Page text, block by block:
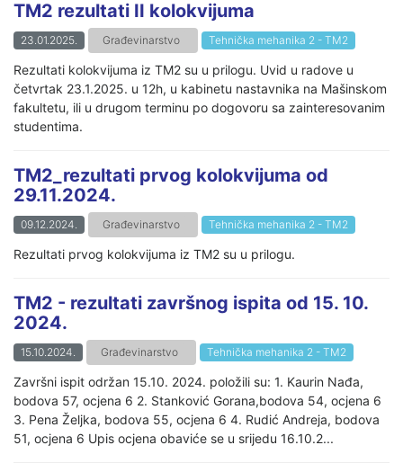
TM2 rezultati II kolokvijuma
23.01.2025. Građevinarstvo Tehnička mehanika 2 - TM2
Rezultati kolokvijuma iz TM2 su u prilogu. Uvid u radove u
četvrtak 23.1.2025. u 12h, u kabinetu nastavnika na Mašinskom
fakultetu, ili u drugom terminu po dogovoru sa zainteresovanim
studentima.
TM2_rezultati prvog kolokvijuma od
29.11.2024.
09.12.2024. Građevinarstvo Tehnička mehanika 2 - TM2
Rezultati prvog kolokvijuma iz TM2 su u prilogu.
TM2 - rezultati završnog ispita od 15. 10.
2024.
15.10.2024. Građevinarstvo Tehnička mehanika 2 - TM2
Završni ispit održan 15.10. 2024. položili su: 1. Kaurin Nađa,
bodova 57, ocjena 6 2. Stanković Gorana,bodova 54, ocjena 6
3. Pena Željka, bodova 55, ocjena 6 4. Rudić Andreja, bodova
51, ocjena 6 Upis ocjena obaviće se u srijedu 16.10.2...